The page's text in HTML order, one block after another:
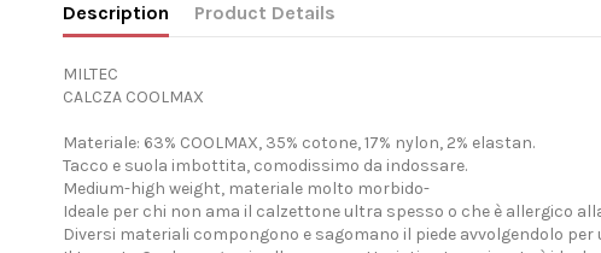
Description Product Details
MILTEC
CALCZA COOLMAX
Materiale: 63% COOLMAX, 35% cotone, 17% nylon, 2% elastan.
Tacco e suola imbottita, comodissimo da indossare.
Medium-high weight, materiale molto morbido-
Ideale per chi non ama il calzettone ultra spesso o che è allergico
Diversi materiali compongono e sagomano il piede avvolgendolo